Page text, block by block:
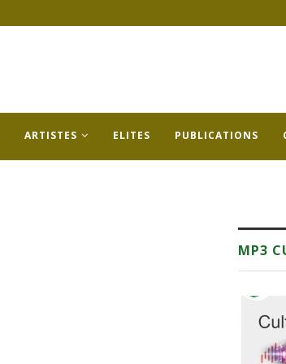
ARTISTES ELITES PUBLICATIONS
MP3